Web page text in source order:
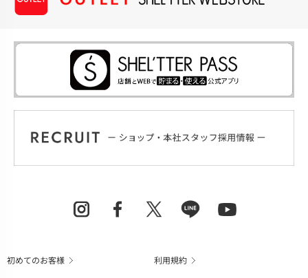
初めてのお客様 利用規約